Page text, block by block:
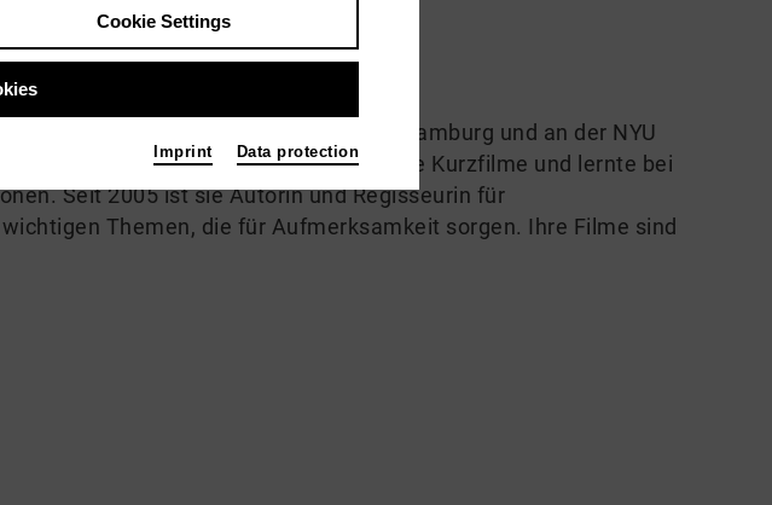
Hochschule für Bildende Künste in Hamburg und an der NYU
des Studiums realisierte sie mehrere Kurzfilme und lernte bei
Seit 2005 ist sie Autorin und Regisseurin für
Themen, die für Aufmerksamkeit sorgen. Ihre Filme sind
Cookie Settings
Imprint Data protection